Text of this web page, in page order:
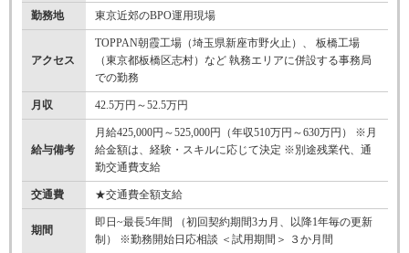
勤務地 東京近郊のBPO運用現場
アクセス
TOPPAN朝霞工場（埼玉県新座市野火止）、 板橋工場
（東京都板橋区志村）など 執務エリアに併設する事務局
での勤務
月収 42.5万円～52.5万円
給与備考
月給425,000円～525,000円（年収510万円～630万円） ※月
給金額は、経験・スキルに応じて決定 ※別途残業代、通
勤交通費支給
交通費 ★交通費全額支給
期間
即日~最長5年間 （初回契約期間3カ月、以降1年毎の更新
制） ※勤務開始日応相談 ＜試用期間＞ ３か月間